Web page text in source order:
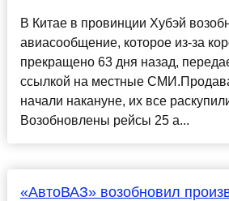
В Китае в провинции Хубэй
авиасообщение, которое из-за
прекращено 63 дня назад,
ссылкой на местные
начали накануне, их все
Возобновлены рейсы 25 а...
«АвтоВАЗ» возобновил